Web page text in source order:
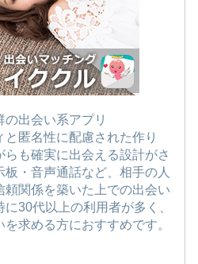
出会い系アプリ
匿名性に配慮された作り
も確実に出会える設計がさ
・音声通話など、相手の人
頼関係を築いた上での出会い
30代以上の利用者が多く、
求める方におすすめです。